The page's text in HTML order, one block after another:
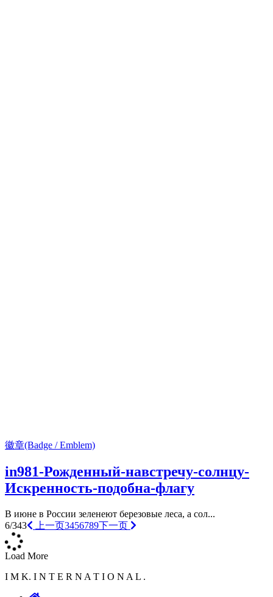
徽章(Badge / Emblem)
in981-Рожденный-навстречу-солнцу-
Искренность-подобна-флагу
В июне в России зеленеют березовые леса, а сол...
6/343
上一页3456789下一页
Load More
I M K. I N T E R N A T I O N A L .